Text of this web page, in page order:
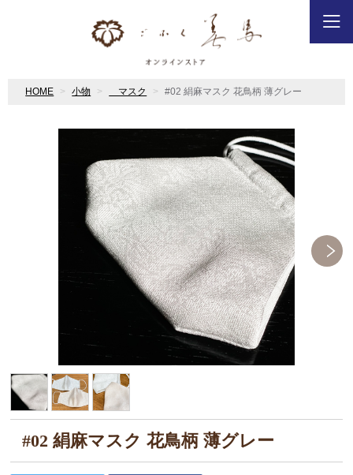
HOME 小物 マスク #02 絹麻マスク 花鳥柄 薄グレー
#02 絹麻マスク 花鳥柄 薄グレー